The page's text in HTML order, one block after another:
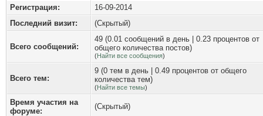
Регистрация:
16-09-2014
Последний визит:
(Скрытый)
Всего сообщений:
49 (0.01 сообщений в день | 0.23 процентов от
общего количества постов)
(Найти все сообщения)
Всего тем:
9 (0 тем в день | 0.49 процентов от общего
количества тем)
(Найти все темы)
Время участия на
форуме:
(Скрытый)